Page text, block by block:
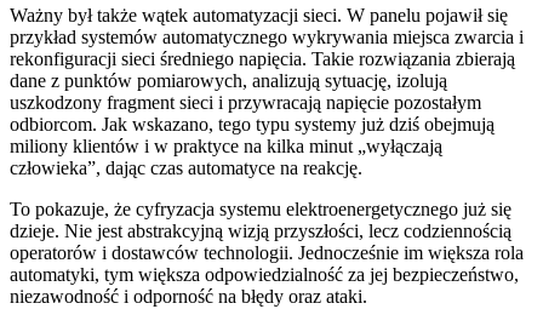
Ważny był także wątek automatyzacji sieci. W panelu pojawił się
przykład systemów automatycznego wykrywania miejsca zwarcia i
rekonfiguracji sieci średniego napięcia. Takie rozwiązania zbierają
dane z punktów pomiarowych, analizują sytuację, izolują
uszkodzony fragment sieci i przywracają napięcie pozostałym
odbiorcom. Jak wskazano, tego typu systemy już dziś obejmują
miliony klientów i w praktyce na kilka minut „wyłączają
człowieka”, dając czas automatyce na reakcję.
To pokazuje, że cyfryzacja systemu elektroenergetycznego już się
dzieje. Nie jest abstrakcyjną wizją przyszłości, lecz codziennością
operatorów i dostawców technologii. Jednocześnie im większa rola
automatyki, tym większa odpowiedzialność za jej bezpieczeństwo,
niezawodność i odporność na błędy oraz ataki.